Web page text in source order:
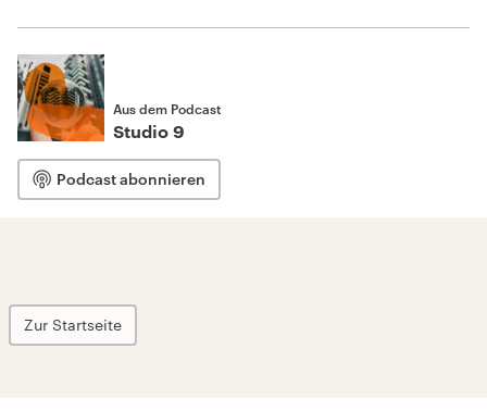
Aus dem Podcast
Studio 9
Podcast abonnieren
Zur Startseite